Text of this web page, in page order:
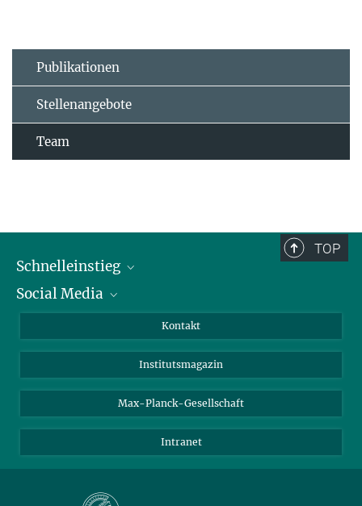
Publikationen
Stellenangebote
Team
TOP
Schnelleinstieg
Alumni
Schulen
Studierende
Social Media
Facebook
YouTube
Kontakt
Institutsmagazin
Max-Planck-Gesellschaft
Intranet